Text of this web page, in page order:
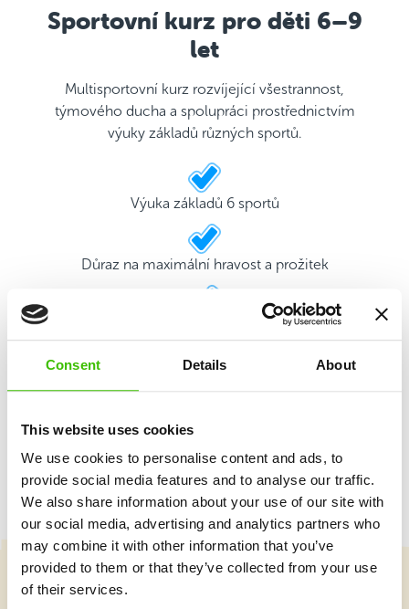
Consent Details About
This website uses cookies
We use cookies to personalise content and ads, to
provide social media features and to analyse our traffic.
We also share information about your use of our site with
our social media, advertising and analytics partners who
may combine it with other information that you’ve
provided to them or that they’ve collected from your use
of their services.
Sportovní kurz pro děti 6–9
let
Multisportovní kurz rozvíjející všestrannost,
týmového ducha a spolupráci prostřednictvím
výuky základů různých sportů.
Výuka základů 6 sportů
Důraz na maximální hravost a prožitek
Hrací plán s motivačními samolepkami